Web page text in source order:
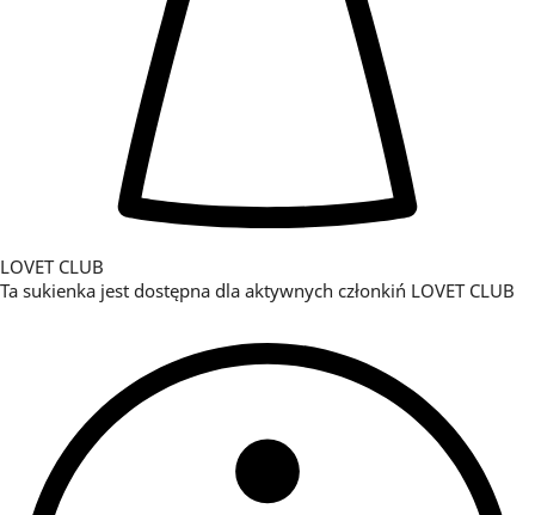
LOVET CLUB
Ta sukienka jest dostępna dla aktywnych członkiń LOVET CLUB